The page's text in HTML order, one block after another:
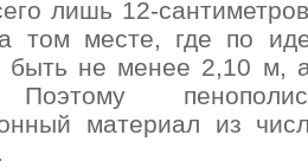
лишь 12-
том месте, где по
быть не менее 2,10 м,
материал из